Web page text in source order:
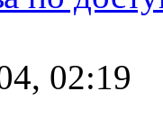
02:19